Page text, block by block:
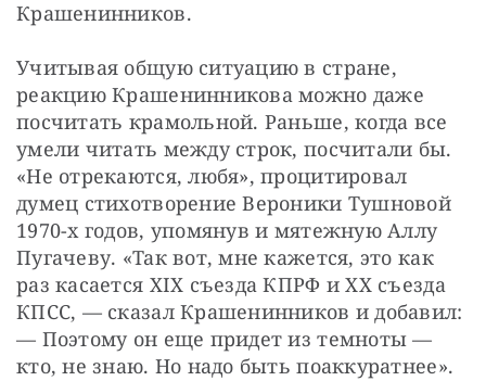
Крашенинников.
Учитывая общую ситуацию в стране,
реакцию Крашенинникова можно даже
посчитать крамольной. Раньше, когда все
умели читать между строк, посчитали бы.
«Не отрекаются, любя», процитировал
думец стихотворение Вероники Тушновой
1970-х годов, упомянув и мятежную Аллу
Пугачеву. «Так вот, мне кажется, это как
раз касается XIX съезда КПРФ и XX съезда
КПСС, — сказал Крашенинников и добавил:
— Поэтому он еще придет из темноты —
кто, не знаю. Но надо быть поаккуратнее».